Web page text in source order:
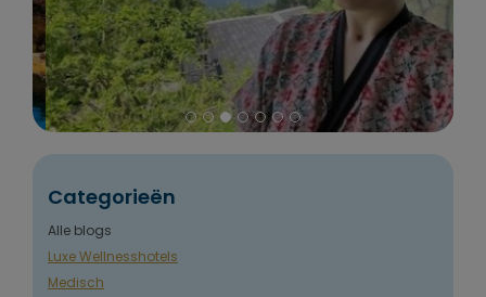
Categorieën
Alle blogs
Luxe Wellnesshotels
Medisch